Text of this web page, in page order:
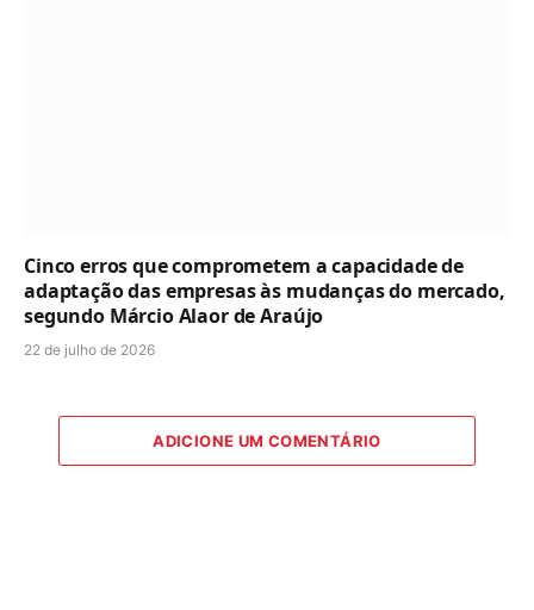
Cinco erros que comprometem a capacidade de
adaptação das empresas às mudanças do mercado,
segundo Márcio Alaor de Araújo
22 de julho de 2026
ADICIONE UM COMENTÁRIO